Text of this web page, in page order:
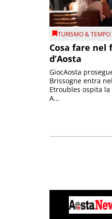
TURISMO & TEMPO
Cosa fare
d’Aosta
GiocAosta
Brissogne entra
Etroubles ospita la
A...